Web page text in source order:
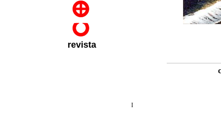
revista
I